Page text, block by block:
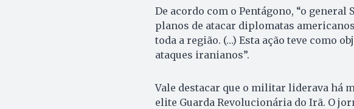
De acordo com o Pentágono, “o
planos de atacar diplomatas
toda a região. (…) Esta ação teve como
ataques iranianos”.
Vale destacar que o militar liderava há
elite Guarda Revolucionária do Irã. O